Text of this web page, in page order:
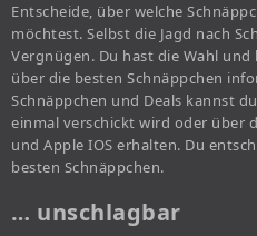
Entscheide, über welche
möchtest. Selbst die Jagd nach
Vergnügen. Du hast die Wahl
über die besten Schnäppchen
Schnäppchen und Deals kannst
einmal verschickt wird oder über
und Apple IOS erhalten. Du
besten Schnäppchen.
… unschlagbar